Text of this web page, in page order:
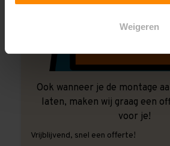
Weigeren
Ook wanneer je de montage
laten, maken wij graag een
voor je!
Vrijblijvend, snel een offerte!